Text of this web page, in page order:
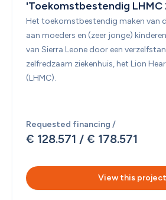
'Toekomstbestendig LHMC
Het toekomstbestendig maken van
aan moeders en (zeer jonge)
van Sierra Leone door een
zelfredzaam ziekenhuis, het Lion
(LHMC).
Requested financing /
€ 128.571 / € 178.571
View this project